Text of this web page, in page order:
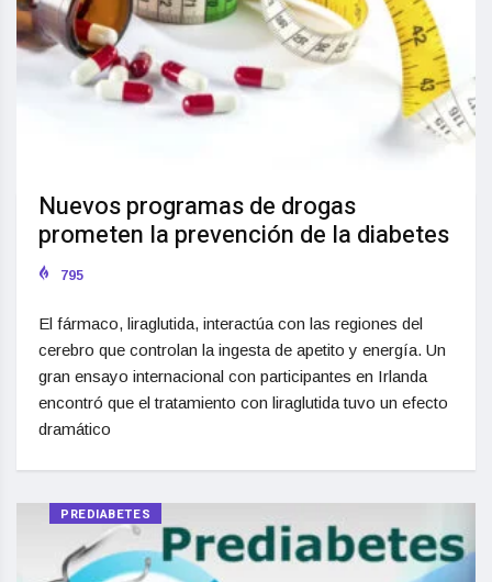
Nuevos programas de drogas
prometen la prevención de la diabetes
795
El fármaco, liraglutida, interactúa con las regiones del
cerebro que controlan la ingesta de apetito y energía. Un
gran ensayo internacional con participantes en Irlanda
encontró que el tratamiento con liraglutida tuvo un efecto
dramático
PREDIABETES